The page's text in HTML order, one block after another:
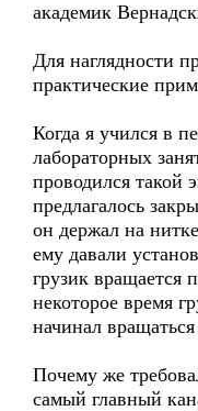
академик
Для наглядности
практические
Когда я учился в
лабораторных
проводился такой
предлагалось
он держал на
ему давали
грузик вращается
некоторое время
начинал
Почему же
самый главный